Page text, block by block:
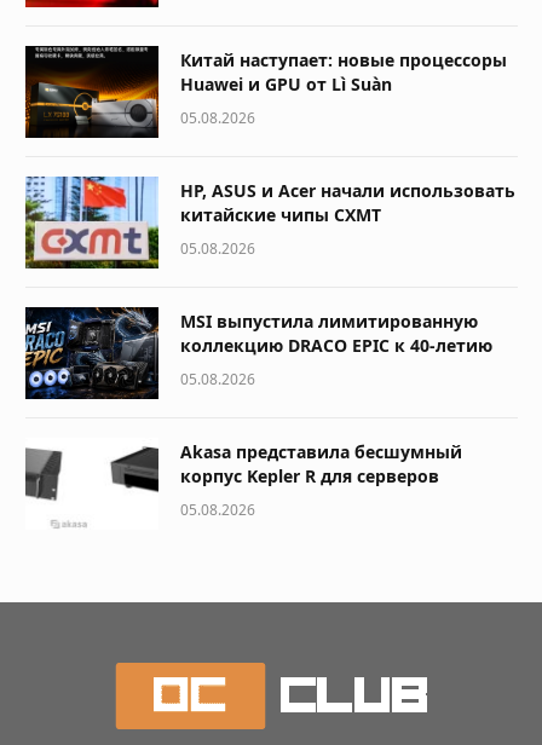
Китай наступает: новые процессоры
Huawei и GPU от Lì Suàn
05.08.2026
HP, ASUS и Acer начали использовать
китайские чипы CXMT
05.08.2026
MSI выпустила лимитированную
коллекцию DRACO EPIC к 40-летию
05.08.2026
Akasa представила бесшумный
корпус Kepler R для серверов
05.08.2026